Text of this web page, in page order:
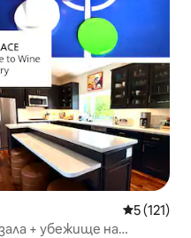
Средна
5 (121)
+ убежище на